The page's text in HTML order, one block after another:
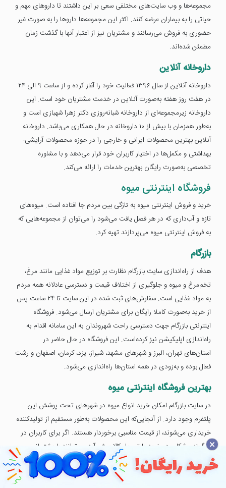
مجموعه‌ها و وب سایت‌های مختلفی سعی بر این داشتند تا داروهای مهم و
حیاتی را به بیماران عرضه‌ کنند. اکثر این مجموعه‌ها داروها را به صورت غیر
حضوری به فروش می‌رسانند و مشتریان نیز از اعتبار آنها با گذشت زمان
مطمئن شده‌اند.
داروخانه آنلاین
داروخانه آنلاین از سال ۱۳۹۶ فعالیت خود را آغاز کرده و از ساعت ۹ الی ۲۴
در هفت روز هفته به‌صورت آنلاین در خدمت مشتریان خود است. این
داروخانه زیرمجموعه‌ای از داروخانه شبانه‌روزی دکتر زهرا شهبازی است و
به‌طور همزمان با بیش از ۱۰ داروخانه در حال همکاری می‌باشد. داروخانه
آنلاین بهترین محصولات ایرانی و خارجی را در حوزه محصولات آرایشی-
بهداشتی و مکمل‌ها در اختیار کاربران خود قرار می‌دهد و با مشاوره
تخصصی به‌صورت رایگان بهترین خدمات را ارائه می‌کند.
فروشگاه اینترنتی میوه
خرید و فروش اینترنتی میوه به تازگی بین مردم جا افتاده است. میوه‌های
تازه و آب‌داری که در هر فصل یافت می‌شود را می‌توان از مجموعه‌هایی که
به فروش اینترنتی میوه می‌پردازند تهیه کرد.
بازرگام
هدف از راه‌اندازی سایت بازرگام نظارت بر توزیع مواد غذایی مانند مرغ،
تخم‌مرغ و میوه و جلوگیری از اختلاف قیمت و دسترسی عادلانه همه مردم
به مواد غذایی است. سفارش‌های ثبت شده در این سایت تا ۲۴ ساعت پس
از خرید به‌صورت کاملا رایگان برای مشتریان ارسال می‌شود. فروشگاه
اینترنتی بازرگام جهت دسترسی راحت شهروندان به این سامانه اقدام به
راه‌اندازی اپلیکیشن نیز کرده‌است. این فروشگاه در حال حاضر در
استان‌های تهران، البرز و شهرهای مشهد، شیراز، یزد، کرمان، اصفهان و رشت
فعال بوده و به‌زودی در همه استان‌ها راه‌اندازی می‌شود.
بهترین فروشگاه اینترنتی میوه
در سایت بازرگام امکان خرید انواع میوه در شهرهای تحت پوشش این
پلتفرم وجود دارد. از آنجایی‌که این محصولات به‌طور مستقیم از تولیدکننده
خریداری می‌شوند، از قیمت مناسبی برخوردار هستند. اگر برای کاربران در
هرگونه مشکلی در خرید یا تحویل کالا پیش آید می‌توانند با پشتیبانی
سامانه بازرگام تماس بگیرند تا مشکل آن‌ها در اسرع وقت بررسی و برطرف
شود.
×